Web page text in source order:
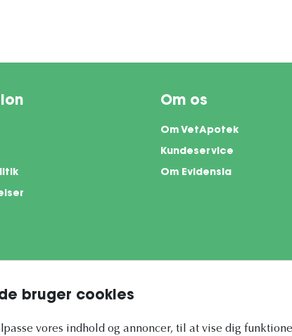
bruger cookies
vores indhold og annoncer, til at vise dig
Om os
Om VetApotek
Kundeservice
Om Evidensia
is protected by reCAPTCHA and the Google